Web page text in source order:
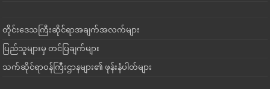
တိုင်းဒေသကြီးဆိုင်ရာအချက်အလက်များ
ပြည်သူများမှ တင်ပြချက်များ
သက်ဆိုင်ရာဝန်ကြီးဌာနများ၏ ဖုန်းနံပါတ်များ